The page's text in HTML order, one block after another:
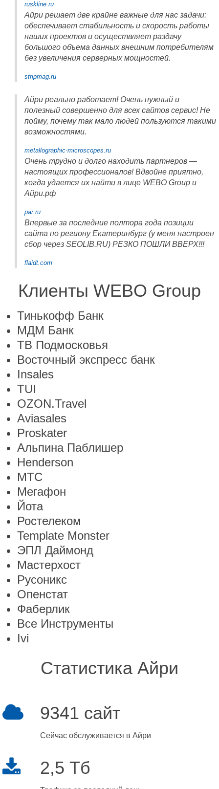
ruskline.ru
Айри решает две крайне важные для нас задачи:
обеспечивает стабильность и скорость работы
наших проектов и осуществляет раздачу
большого объема данных внешним потребителям
без увеличения серверных мощностей.
stripmag.ru
Айри реально работает! Очень нужный и
полезный совершенно для всех сайтов сервис! Не
пойму, почему так мало людей пользуются такими
возможностями.
metallographic-microscopes.ru
Очень трудно и долго находить партнеров —
настоящих профессионалов! Вдвойне приятно,
когда удается их найти в лице WEBO Group и
Айри.рф
par.ru
Впервые за последние полтора года позиции
сайта по региону Екатеринбург (у меня настроен
сбор через SEOLIB.RU) РЕЗКО ПОШЛИ ВВЕРХ!!!
flaidt.com
Клиенты WEBO Group
Тинькофф Банк
МДМ Банк
ТВ Подмосковья
Восточный экспресс банк
Insales
TUI
OZON.Travel
Aviasales
Proskater
Альпина Паблишер
Henderson
МТС
Мегафон
Йота
Ростелеком
Template Monster
ЭПЛ Даймонд
Мастерхост
Русоникс
Опенстат
Фаберлик
Все Инструменты
Ivi
Статистика Айри
9341 сайт
Сейчас обслуживается в Айри
2,5 Тб